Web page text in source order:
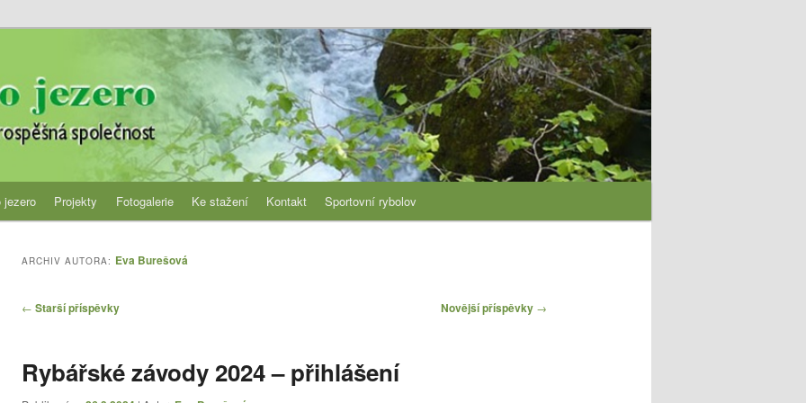
jezero Projekty Fotogalerie Ke stažení Kontakt Sportovní rybolov
ARCHIV AUTORA: Eva Burešová
Navigace
← Starší příspěvky Novější příspěvky →
Rybářské závody 2024 – přihlášení